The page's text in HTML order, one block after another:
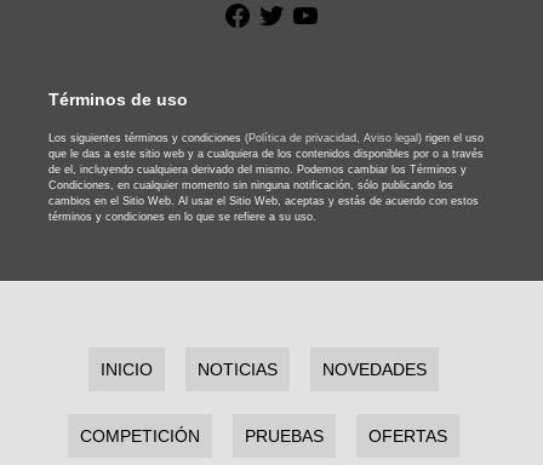
Facebook
Twitter
Términos de uso
Los siguientes términos y condiciones (Política de privacidad, Aviso legal) rigen el uso
que le das a este sitio web y a cualquiera de los contenidos disponibles por o a través
de el, incluyendo cualquiera derivado del mismo. Podemos cambiar los Términos y
Condiciones, en cualquier momento sin ninguna notificación, sólo publicando los
cambios en el Sitio Web. Al usar el Sitio Web, aceptas y estás de acuerdo con estos
términos y condiciones en lo que se refiere a su uso.
INICIO NOTICIAS NOVEDADES
COMPETICIÓN PRUEBAS OFERTAS